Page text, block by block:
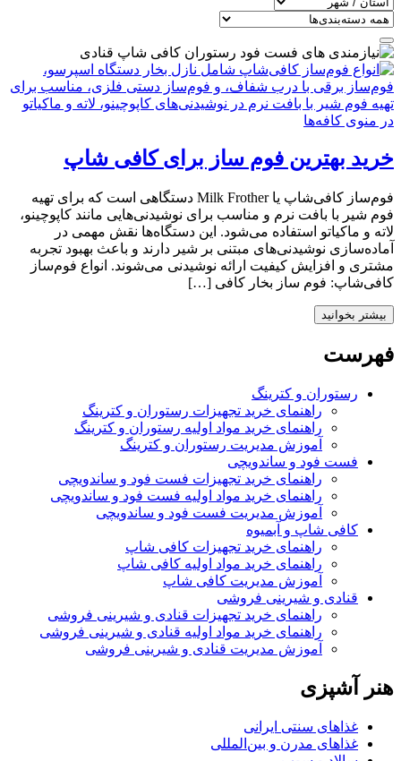
خرید بهترین فوم‌ ساز برای کافی شاپ
فوم‌ساز کافی‌شاپ یا Milk Frother دستگاهی است که برای تهیه
فوم شیر با بافت نرم و مناسب برای نوشیدنی‌هایی مانند کاپوچینو،
لاته و ماکیاتو استفاده می‌شود. این دستگاه‌ها نقش مهمی در
آماده‌سازی نوشیدنی‌های مبتنی بر شیر دارند و باعث بهبود تجربه
مشتری و افزایش کیفیت ارائه نوشیدنی می‌شوند. انواع فوم‌ساز
کافی‌شاپ: فوم‌ ساز بخار کافی […]
بیشتر بخوانید
فهرست
رستوران و کترینگ
راهنمای خرید تجهیزات رستوران و کترینگ
راهنمای خرید مواد اولیه رستوران و کترینگ
آموزش مدیریت رستوران و کترینگ
فست فود و ساندویچی
راهنمای خرید تجهیزات فست فود و ساندویچی
راهنمای خرید مواد اولیه فست فود و ساندویچی
آموزش مدیریت فست فود و ساندویچی
کافی شاپ و آبمیوه
راهنمای خرید تجهیزات کافی شاپ
راهنمای خرید مواد اولیه کافی‌ شاپ‌
آموزش مدیریت کافی شاپ
قنادی و شیرینی فروشی
راهنمای خرید تجهیزات قنادی و شیرینی فروشی
راهنمای خرید مواد اولیه قنادی و شیرینی فروشی
آموزش مدیریت قنادی و شیرینی فروشی
هنر آشپزی
غذاهای سنتی ایرانی
غذاهای مدرن و بین‌المللی